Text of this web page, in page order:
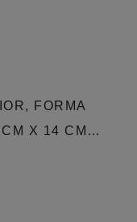
FORMA
CM X 14 CM…